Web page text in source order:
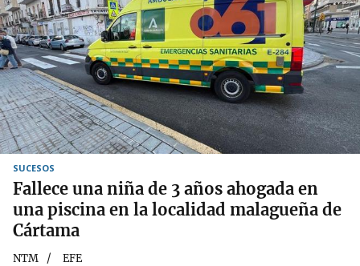
SUCESOS
Fallece una niña de 3 años ahogada en
una piscina en la localidad malagueña de
Cártama
NTM EFE